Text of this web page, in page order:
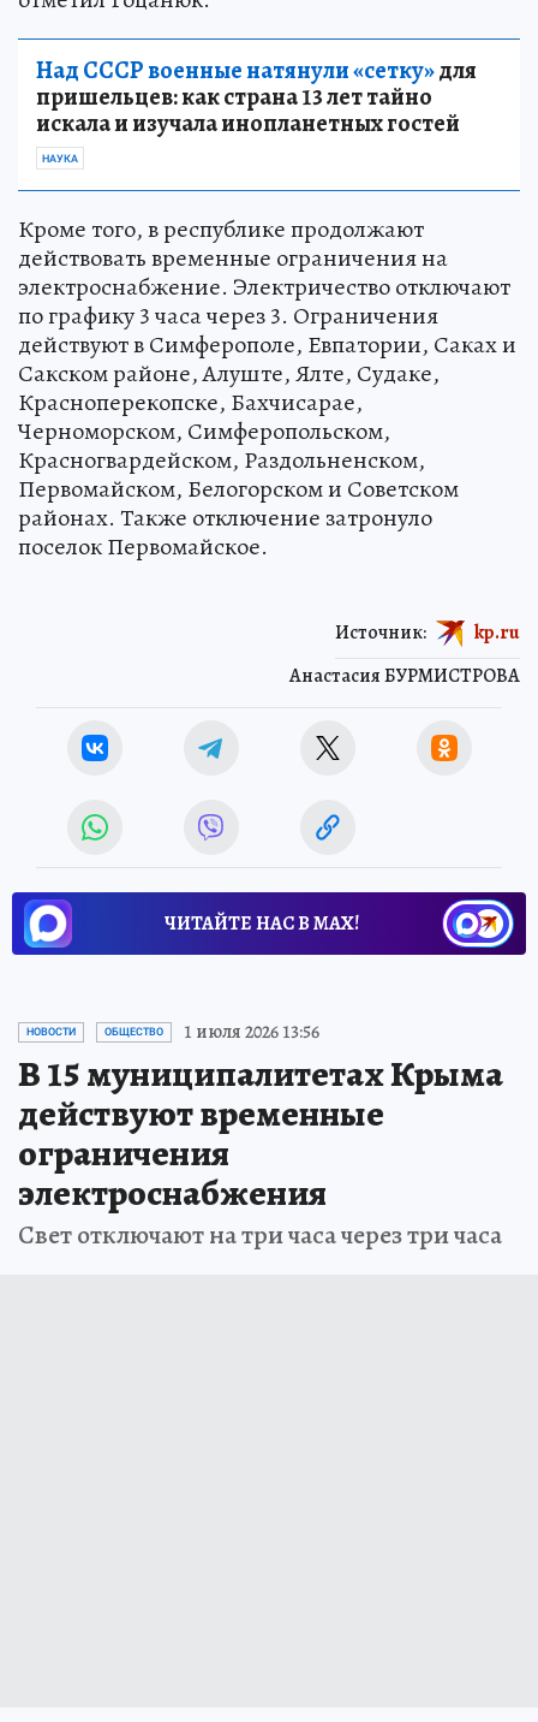
Над СССР военные натянули «сетку»для
пришельцев: как страна 13 лет тайно
искала и изучала инопланетных гостей
НАУКА
Кроме того, в республике продолжают
действовать временные ограничения на
электроснабжение. Электричество отключают
по графику 3 часа через 3. Ограничения
действуют в Симферополе, Евпатории, Саках и
Сакском районе, Алуште, Ялте, Судаке,
Красноперекопске, Бахчисарае,
Черноморском, Симферопольском,
Красногвардейском, Раздольненском,
Первомайском, Белогорском и Советском
районах. Также отключение затронуло
поселок Первомайское.
Анастасия БУРМИСТРОВА
Источник: kp.ru
ЧИТАЙТЕ НАС В МАХ!
НОВОСТИ ОБЩЕСТВО 1 июля 2026 13:56
В 15 муниципалитетах Крыма
действуют временные
ограничения
электроснабжения
Свет отключают на три часа через три часа